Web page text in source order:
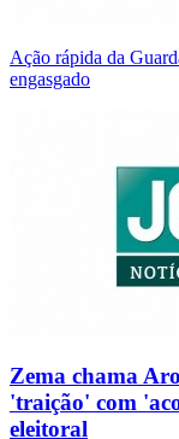
Ação rápida da
engasgado
Zema chama
'traição' com
eleitoral